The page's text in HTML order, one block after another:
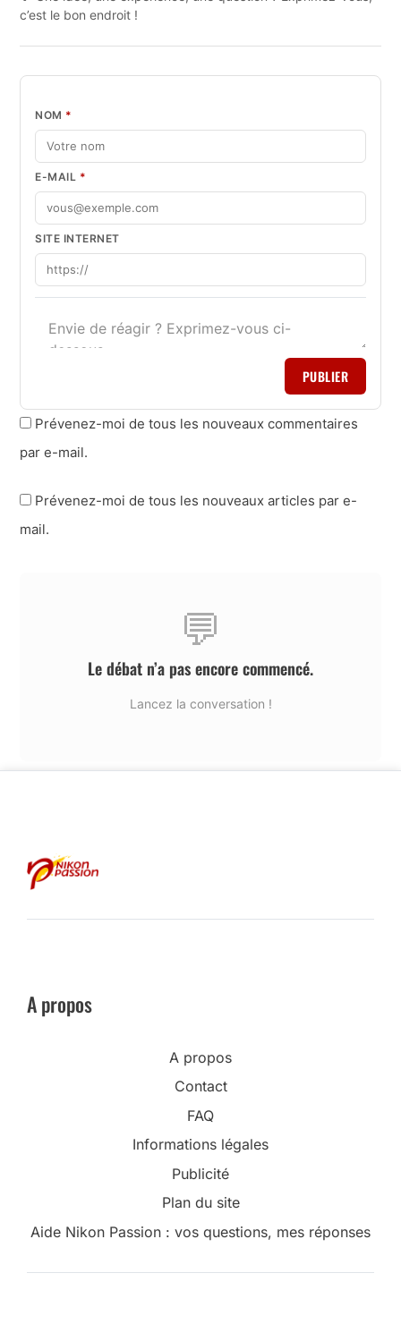
c’est le bon endroit !
NOM *
E-MAIL *
SITE INTERNET
PUBLIER
Prévenez-moi de tous les nouveaux commentaires
par e-mail.
Prévenez-moi de tous les nouveaux articles par e-
mail.
💬
Le débat n’a pas encore commencé.
Lancez la conversation !
A propos
A propos
Contact
FAQ
Informations légales
Publicité
Plan du site
Aide Nikon Passion : vos questions, mes réponses